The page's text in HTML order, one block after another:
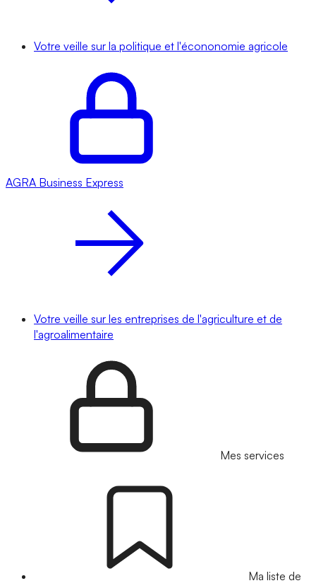
Votre veille sur la politique et l'écononomie agricole
AGRA Business Express
Votre veille sur les entreprises de l'agriculture et de
l'agroalimentaire
Mes services
Ma liste de